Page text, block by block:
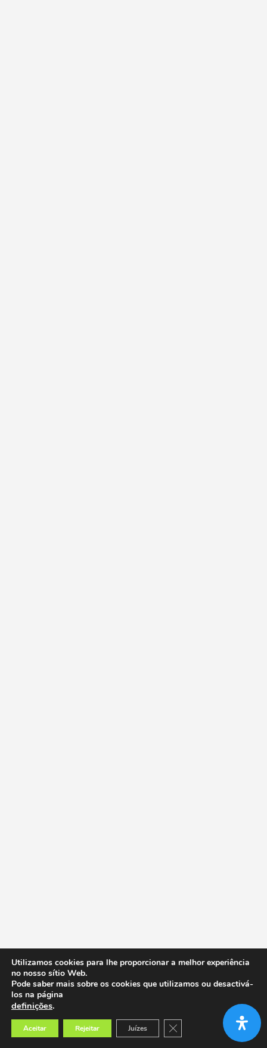
Utilizamos cookies para lhe proporcionar a melhor experiência
no nosso sítio Web.
Pode saber mais sobre os cookies que utilizamos ou desactivá-
los na página
definições.
Aceitar Rejeitar Juízes Close GDPR Cookie Banner